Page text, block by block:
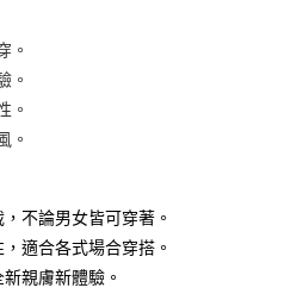
。
。
。
。
不論男女皆可穿著。
適合各式場合穿搭。
親膚新體驗。